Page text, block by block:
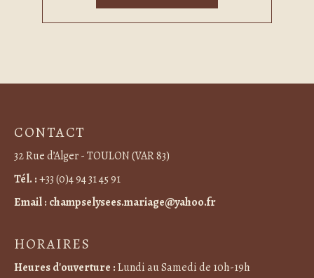
CONTACT
32 Rue d’Alger - TOULON (VAR 83)
Tél. :+33 (0)4 94 31 45 91
Email : champselysees.mariage@yahoo.fr
HORAIRES
Heures d'ouverture :Lundi au Samedi de 10h-19h